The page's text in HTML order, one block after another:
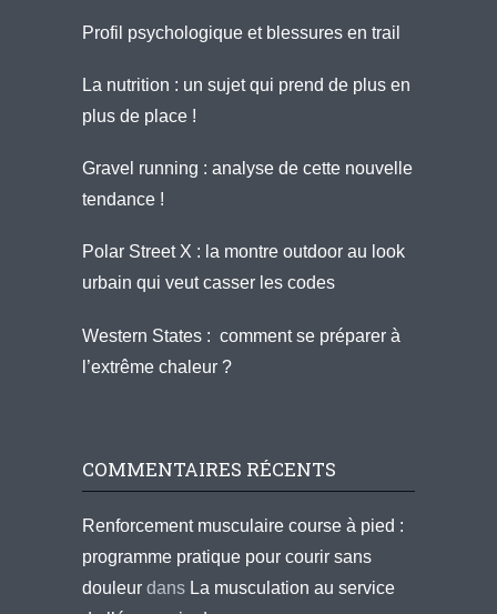
Profil psychologique et blessures en trail
La nutrition : un sujet qui prend de plus en
plus de place !
Gravel running : analyse de cette nouvelle
tendance !
Polar Street X : la montre outdoor au look
urbain qui veut casser les codes
Western States : comment se préparer à
l’extrême chaleur ?
COMMENTAIRES RÉCENTS
Renforcement musculaire course à pied :
programme pratique pour courir sans
douleur dans La musculation au service